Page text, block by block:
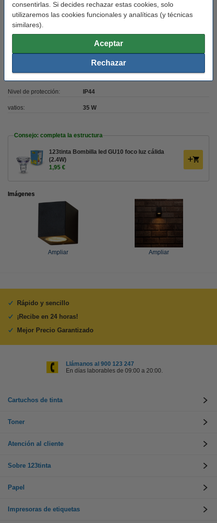
consentirlas. Si decides rechazar estas cookies, solo
utilizaremos las cookies funcionales y analíticas (y técnicas
similares).
Aceptar
Rechazar
Regulable: no
Núm. de item:
GU10
cuadrado
Sensor de movimiento: No
Nivel de protección: IP44
vatios: 35 W
Consejo: completa la estructura
123tinta Bombilla led GU10 foco luz cálida
(2.4W)
1,95 €
Imágenes
Ampliar Ampliar
Rápido y sencillo
¡Recibe en 24 horas!
Mejor Precio Garantizado
Llámanos al 900 123 247
En días laborables de 09:00 a 20:00.
Cartuchos de tinta
Toner
Atención al cliente
Sobre 123tinta
Papel
Impresoras de etiquetas